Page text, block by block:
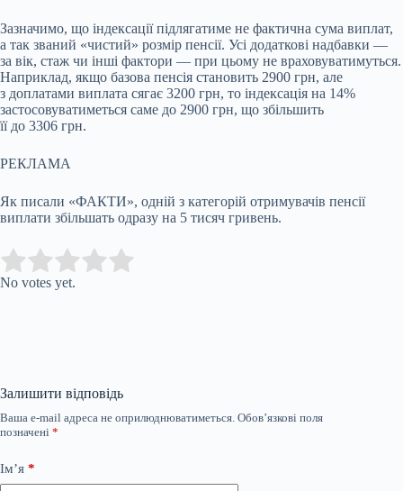
Зазначимо, що індексації підлягатиме не фактична сума виплат,
а так званий «чистий» розмір пенсії. Усі додаткові надбавки —
за вік, стаж чи інші фактори — при цьому не враховуватимуться.
Наприклад, якщо базова пенсія становить 2900 грн, але
з доплатами виплата сягає 3200 грн, то індексація на 14%
застосовуватиметься саме до 2900 грн, що збільшить
її до 3306 грн.
РЕКЛАМА
Як писали «ФАКТИ», одній з категорій отримувачів пенсії
виплати збільшать одразу на 5 тисяч гривень.
Rate this item:
No votes yet.
Залишити відповідь
Ваша e-mail адреса не оприлюднюватиметься. Обов’язкові поля
позначені *
Ім’я *